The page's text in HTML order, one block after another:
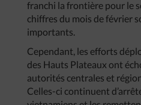
franchi la frontière pour le
chiffres du mois de février
importants.
Cependant, les efforts
des Hauts Plateaux ont
autorités centrales et
Celles-ci continuent